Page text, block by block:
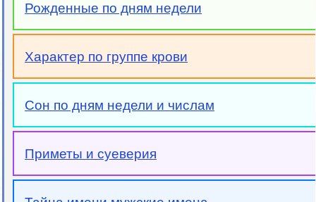
Рожденные по дням недели
Характер по группе крови
Сон по дням недели и числам
Приметы и суеверия